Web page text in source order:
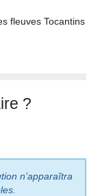
fleuves Tocantins
?
n’apparaîtra